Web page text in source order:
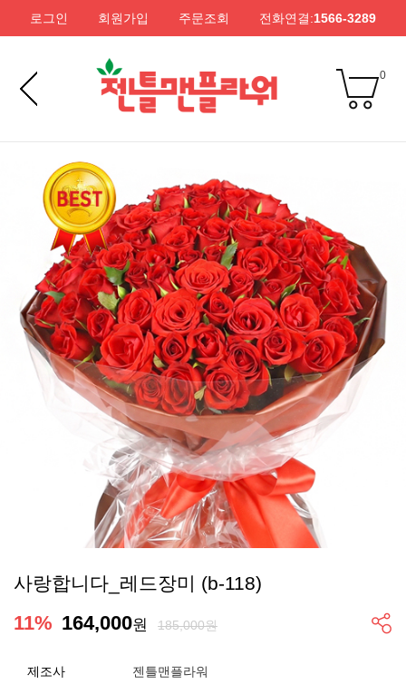
로그인 회원가입 주문조회 전화연결:1566-3289
0
사랑합니다_레드장미 (b-118)
11% 164,000원 185,000원
제조사
젠틀맨플라워